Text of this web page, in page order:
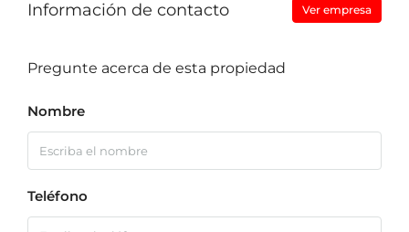
Información de contacto Ver empresa
Pregunte acerca de esta propiedad
Nombre
Teléfono